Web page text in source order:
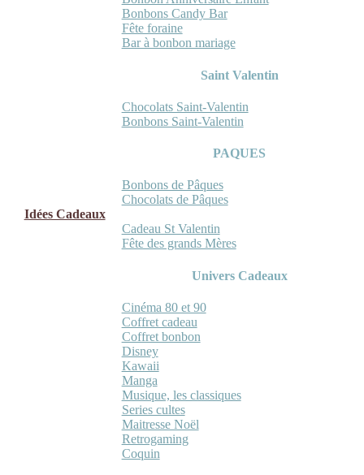
Bonbons Candy Bar
Fête foraine
Bar à bonbon mariage
Saint Valentin
Chocolats Saint-Valentin
Bonbons Saint-Valentin
PAQUES
Bonbons de Pâques
Chocolats de Pâques
Idées Cadeaux
Cadeau St Valentin
Fête des grands Mères
Univers Cadeaux
Cinéma 80 et 90
Coffret cadeau
Coffret bonbon
Disney
Kawaii
Manga
Musique, les classiques
Series cultes
Maitresse Noël
Retrogaming
Coquin